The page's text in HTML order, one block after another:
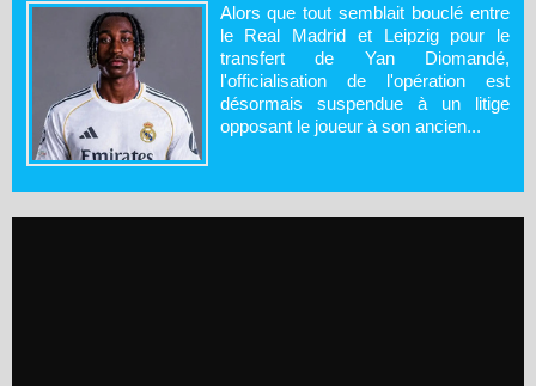
Alors que tout semblait bouclé entre
le Real Madrid et Leipzig pour le
transfert de Yan Diomandé,
l'officialisation de l'opération est
désormais suspendue à un litige
opposant le joueur à son ancien...